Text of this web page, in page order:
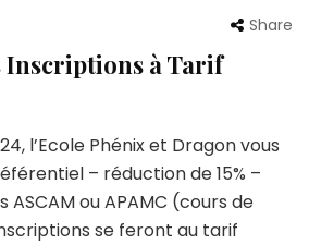
Share
Inscriptions à Tarif
l’Ecole Phénix et Dragon vous
– réduction de 15% –
ou APAMC (cours de
se feront au tarif